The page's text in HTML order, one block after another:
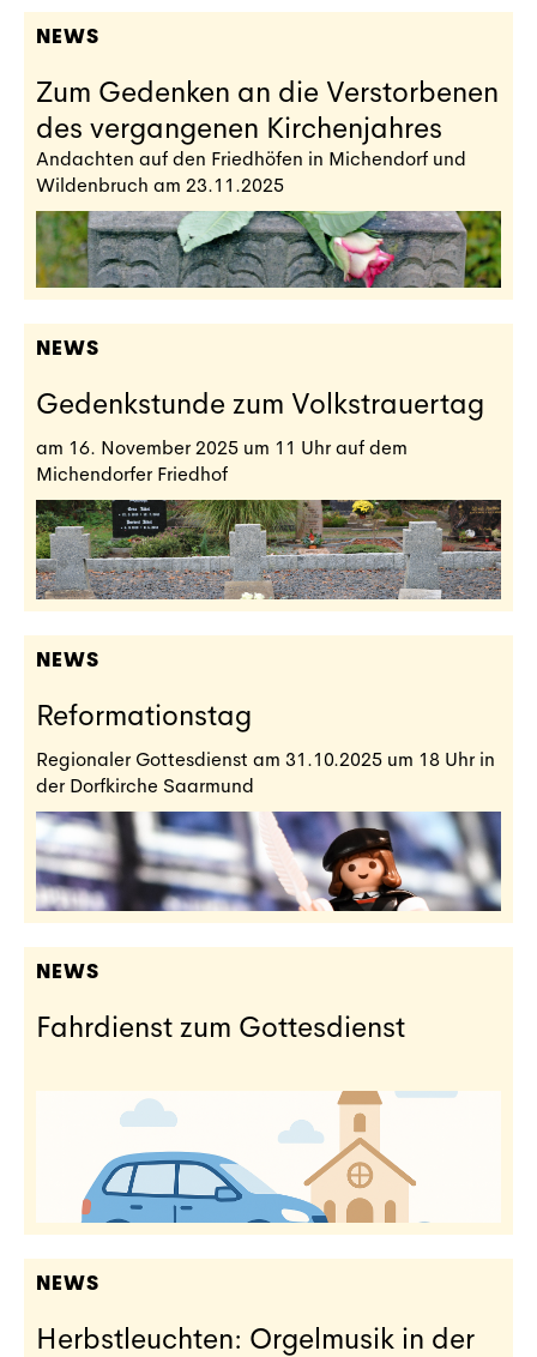
NEWS
Zum Gedenken an die Verstorbenen
des vergangenen Kirchenjahres
Andachten auf den Friedhöfen in Michendorf und
Wildenbruch am 23.11.2025
NEWS
Gedenkstunde zum Volkstrauertag
am 16. November 2025 um 11 Uhr auf dem
Michendorfer Friedhof
NEWS
Reformationstag
Regionaler Gottesdienst am 31.10.2025 um 18 Uhr in
der Dorfkirche Saarmund
NEWS
Fahrdienst zum Gottesdienst
NEWS
Herbstleuchten: Orgelmusik in der